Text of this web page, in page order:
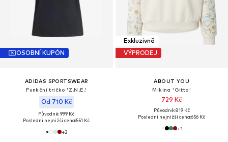
OSOBNÍ KUPÓN
ADIDAS SPORTSWEAR
Funkční tričko 'Z.N.E.'
Od 710 Kč
Původně: 999 Kč
Poslední nejnižší cena:551 Kč
+2
Exkluzivně
VÝPRODEJ
ABOUT YOU
Mikina 'Gitta'
729 Kč
Původně: 819 Kč
Poslední nejnižší cena:656 Kč
+1